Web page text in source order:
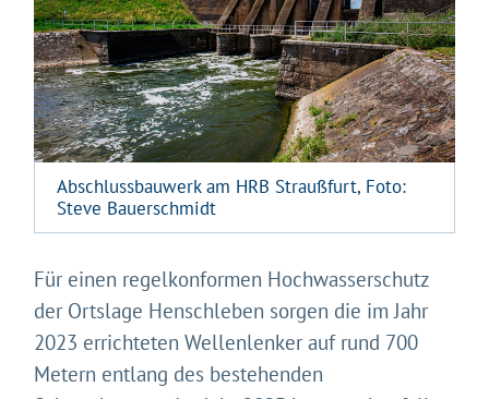
Abschlussbauwerk am HRB Straußfurt, Foto:
Steve Bauerschmidt
Für einen regelkonformen Hochwasserschutz
der Ortslage Henschleben sorgen die im Jahr
2023 errichteten Wellenlenker auf rund 700
Metern entlang des bestehenden